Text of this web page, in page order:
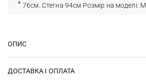
76см. Стегна 94см Розмір на моделі: М
ОПИС
ДОСТАВКА І ОПЛАТА